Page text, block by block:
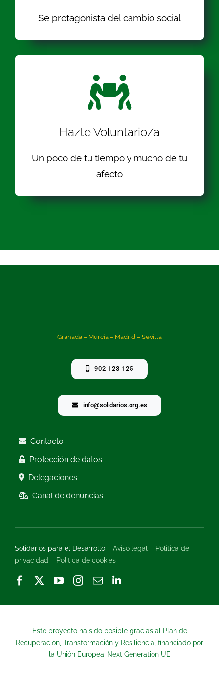
Se protagonista del cambio social
Hazte Voluntario/a
Un poco de tu tiempo y mucho de tu
afecto
Granada – Murcia – Madrid – Sevilla
902 123 125
info@solidarios.org.es
Contacto
Protección de datos
Delegaciones
Canal de denuncias
Solidarios para el Desarrollo – Aviso legal – Politica de
privacidad – Politica de cookies
Este proyecto ha sido posible gracias al Plan de
Recuperación, Transformación y Resiliencia, financiado por
la Unión Europea-Next Generation UE